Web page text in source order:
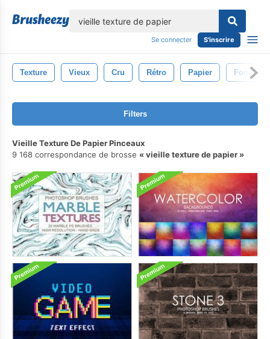
Se connecter S'inscrire
Texture Vieux Cru Rétro Papier Fond
Filters
Vieille Texture De Papier Pinceaux
9 168 correspondance de brosse
vieille texture de papier